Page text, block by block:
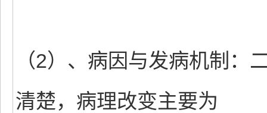
（2）、病因与发病机制：
清楚，病理改变主要为